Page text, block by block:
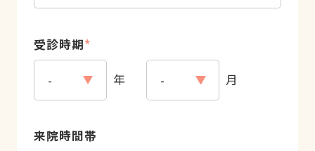
受診時期*
年 月
来院時間帯